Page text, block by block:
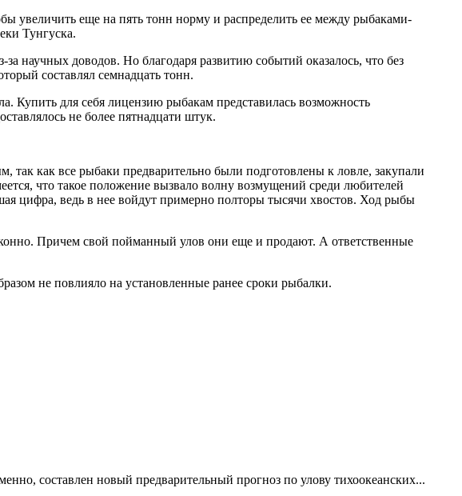
увеличить еще на пять тонн норму и распределить ее между рыбаками-
Тунгуска.
научных доводов. Но благодаря развитию событий оказалось, что без
составлял семнадцать тонн.
для себя лицензию рыбакам представилась возможность
не более пятнадцати штук.
как все рыбаки предварительно были подготовлены к ловле, закупали
что такое положение вызвало волну возмущений среди любителей
цифра, ведь в нее войдут примерно полторы тысячи хвостов. Ход рыбы
Причем свой пойманный улов они еще и продают. А ответственные
не повлияло на установленные ранее сроки рыбалки.
составлен новый предварительный прогноз по улову тихоокеанских...